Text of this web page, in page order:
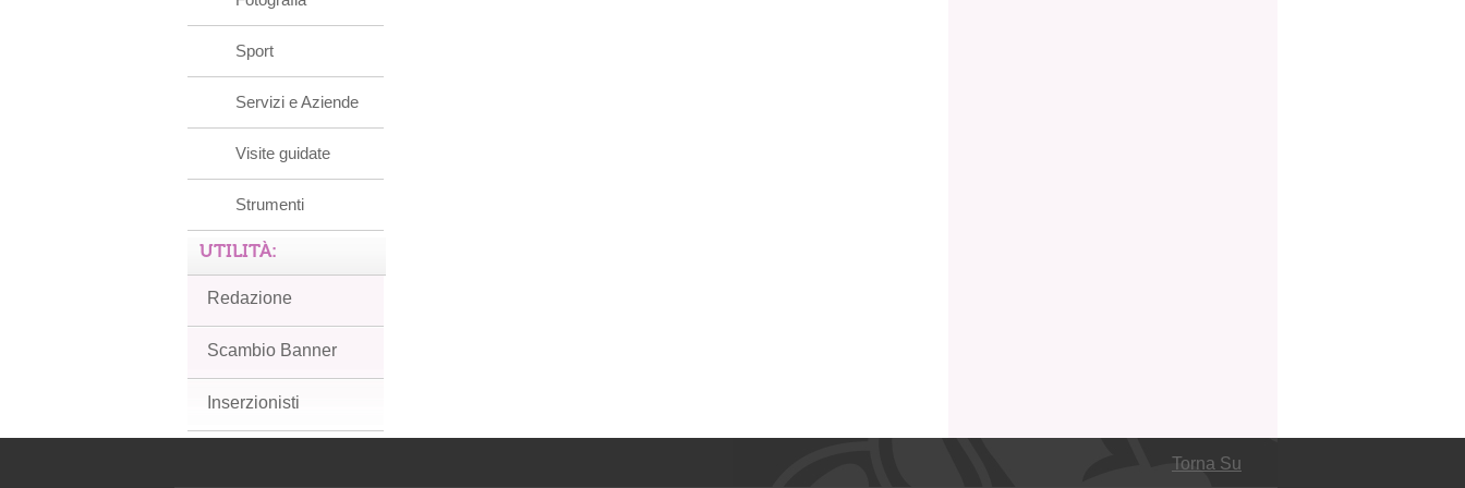
Sport
Servizi e Aziende
Visite guidate
Strumenti
UTILITÀ:
Redazione
Scambio Banner
Inserzionisti
Torna Su